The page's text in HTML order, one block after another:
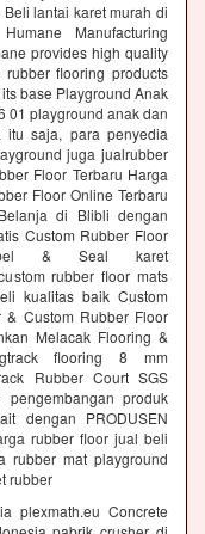
lantai karet murah di
Manufacturing
provides high quality
flooring products
base Playground Anak
01 playground anak dan
saja, para penyedia
juga jualrubber
Floor Terbaru Harga
Floor Online Terbaru
di Blibli dengan
Custom Rubber Floor
& Seal karet
rubber floor mats
kualitas baik Custom
& Custom Rubber Floor
Melacak Flooring &
flooring 8 mm
Rubber Court SGS
produk
dengan PRODUSEN
rubber floor jual beli
rubber mat playground
rubber
plexmath.eu Concrete